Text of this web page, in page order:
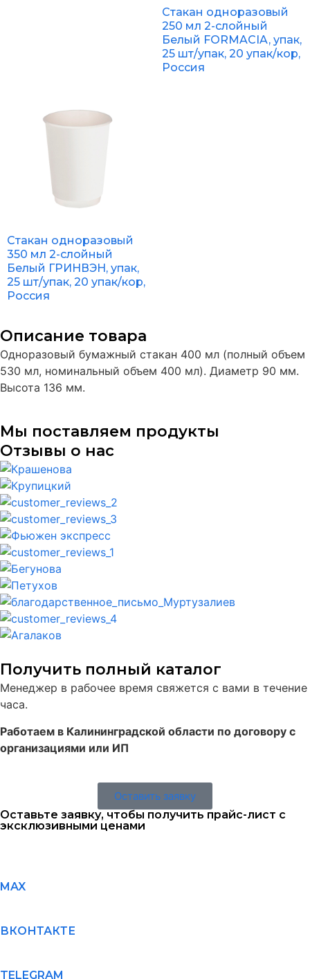
Стакан одноразовый
250 мл 2-слойный
Белый FORMACIA, упак,
25 шт/упак, 20 упак/кор,
Россия
Стакан одноразовый
350 мл 2-слойный
Белый ГРИНВЭН, упак,
25 шт/упак, 20 упак/кор,
Россия
Описание товара
Одноразовый бумажный стакан 400 мл (полный объем
530 мл, номинальный объем 400 мл). Диаметр 90 мм.
Высота 136 мм.
Мы поставляем продукты
Отзывы о нас
Получить полный каталог
Менеджер в рабочее время свяжется с вами в течение
часа.
Работаем в Калининградской области по договору с
организациями или ИП
Оставить заявку
Оставьте заявку, чтобы получить прайс-лист с
эксклюзивными ценами
MAX
ВКОНТАКТЕ
TELEGRAM